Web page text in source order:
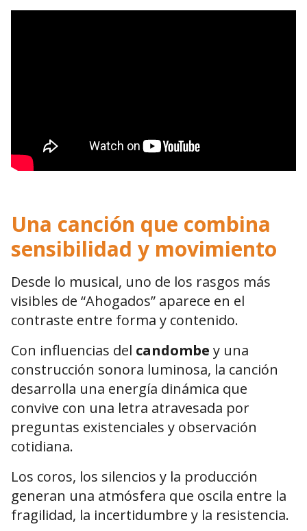
Una canción que combina
sensibilidad y movimiento
Desde lo musical, uno de los rasgos más
visibles de “Ahogados” aparece en el
contraste entre forma y contenido.
Con influencias del candombe y una
construcción sonora luminosa, la canción
desarrolla una energía dinámica que
convive con una letra atravesada por
preguntas existenciales y observación
cotidiana.
Los coros, los silencios y la producción
generan una atmósfera que oscila entre la
fragilidad, la incertidumbre y la resistencia.